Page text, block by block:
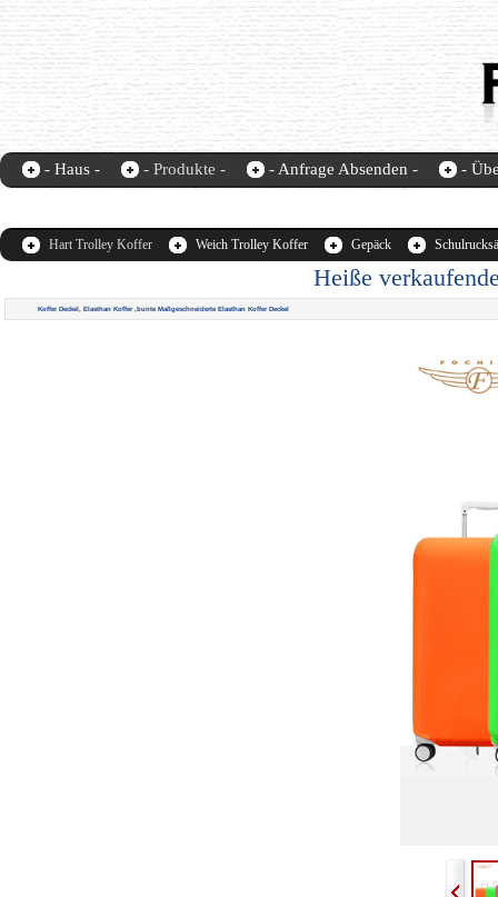
Fochier-home contact us
- Haus - - Produkte - - Anfrage Absenden - -
Hart Trolley Koffer Weich Trolley Koffer Gepäck
Heiße
Koffer Deckel, Elasthan Koffer ,bunte Maßgeschneiderte Elasthan Koffer Deckel